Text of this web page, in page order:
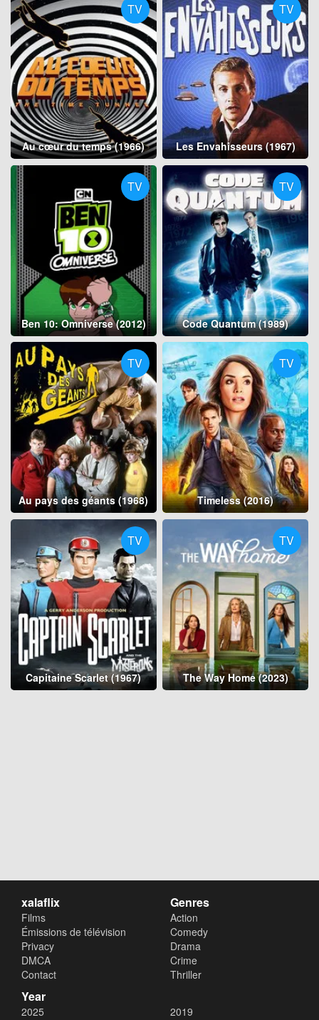
TV
Au cœur du temps (1966)
TV
Les Envahisseurs (1967)
TV
Ben 10: Omniverse (2012)
TV
Code Quantum (1989)
TV
Au pays des géants (1968)
TV
Timeless (2016)
TV
Capitaine Scarlet (1967)
TV
The Way Home (2023)
xalaflix
Films
Émissions de télévision
Privacy
DMCA
Contact
Genres
Action
Comedy
Drama
Crime
Thriller
Year
2025
2019